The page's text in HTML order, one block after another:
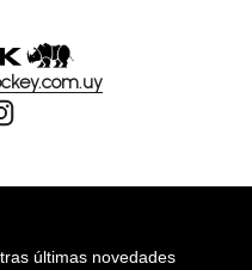
últimas novedades